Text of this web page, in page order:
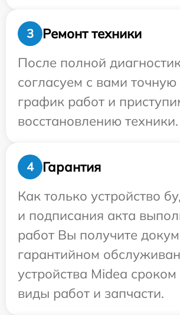
3
Ремонт техники
После полной
согласуем с вами точную
график работ и
восстановлению техники.
4
Гарантия
Как только устройство
и подписания акта
работ Вы получите
гарантийном
устройства Midea сроком
виды работ и запчасти.